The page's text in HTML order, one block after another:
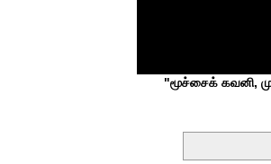
"மூச்சைக் கவனி,